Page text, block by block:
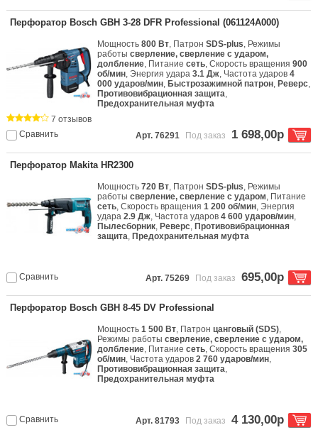
Перфоратор Bosch GBH 3-28 DFR Professional (061124A000)
Мощность800 Вт, ПатронSDS-plus, Режимы
работысверление, сверление с ударом,
долбление, Питаниесеть, Скорость вращения900
об/мин, Энергия удара3.1 Дж, Частота ударов4
000 ударов/мин, Быстрозажимной патрон, Реверс,
Противовибрационная защита,
Предохранительная муфта
Сравнить
7 отзывов
Арт. 76291
Под заказ 1 698,00р
Перфоратор Makita HR2300
Мощность720 Вт, ПатронSDS-plus, Режимы
работысверление, сверление с ударом, Питание
сеть, Скорость вращения1 200 об/мин, Энергия
удара2.9 Дж, Частота ударов4 600 ударов/мин,
Пылесборник, Реверс, Противовибрационная
защита, Предохранительная муфта
Сравнить Арт. 75269 Под заказ 695,00р
Перфоратор Bosch GBH 8-45 DV Professional
Мощность1 500 Вт, Патронцанговый (SDS),
Режимы работысверление, сверление с ударом,
долбление, Питаниесеть, Скорость вращения305
об/мин, Частота ударов2 760 ударов/мин,
Противовибрационная защита,
Предохранительная муфта
Сравнить Арт. 81793 Под заказ 4 130,00р